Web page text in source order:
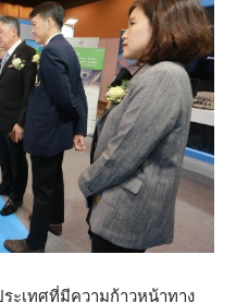
ะเทศที่มีความก้าวหน้าทาง